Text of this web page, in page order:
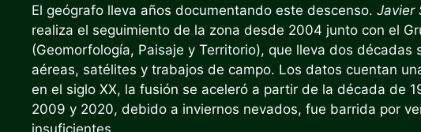
El geógrafo lleva años documentando este descenso. Javier
realiza el seguimiento de la zona desde 2004 junto con el
(Geomorfología, Paisaje y Territorio), que lleva dos
aéreas, satélites y trabajos de campo. Los datos cuentan
en el siglo XX, la fusión se aceleró a partir de la década de
2009 y 2020, debido a inviernos nevados, fue barrida por
insuficientes.